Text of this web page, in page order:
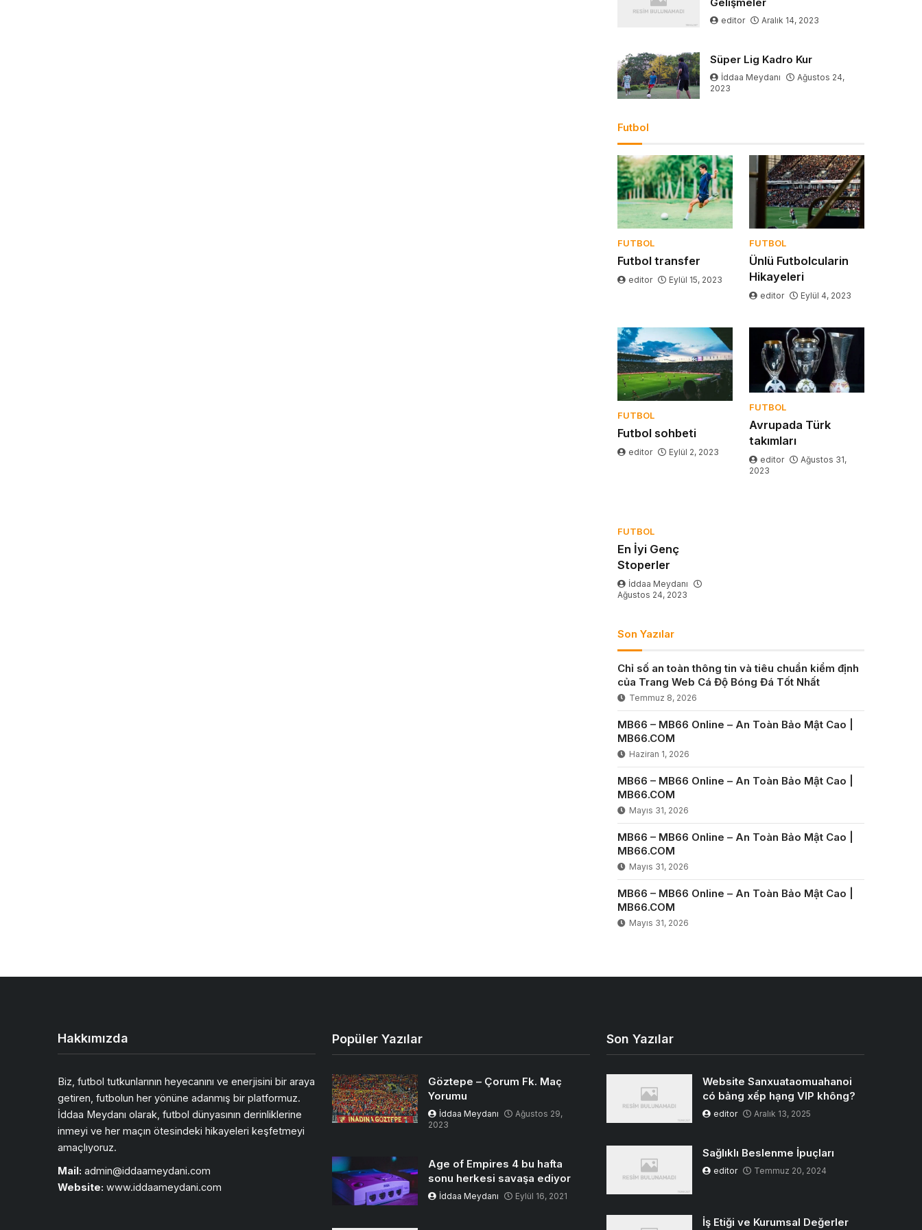
editor Aralık 14, 2023
Süper Lig Kadro Kur
İddaa Meydanı
Ağustos 24,
2023
Futbol
FUTBOL
Futbol transfer
editor Eylül 15, 2023
FUTBOL
Ünlü Futbolcularin
Hikayeleri
editor Eylül 4, 2023
FUTBOL
Futbol sohbeti
editor Eylül 2, 2023
FUTBOL
Avrupada Türk
takımları
editor
Ağustos 31,
2023
FUTBOL
En İyi Genç
Stoperler
İddaa Meydanı
Ağustos 24, 2023
Son Yazılar
Chỉ số an toàn thông tin và tiêu chuẩn kiểm định
của Trang Web Cá Độ Bóng Đá Tốt Nhất
Temmuz 8, 2026
MB66 – MB66 Online – An Toàn Bảo Mật Cao |
MB66.COM
Haziran 1, 2026
MB66 – MB66 Online – An Toàn Bảo Mật Cao |
MB66.COM
Mayıs 31, 2026
MB66 – MB66 Online – An Toàn Bảo Mật Cao |
MB66.COM
Mayıs 31, 2026
MB66 – MB66 Online – An Toàn Bảo Mật Cao |
MB66.COM
Mayıs 31, 2026
Hakkımızda
Biz, futbol tutkunlarının heyecanını ve enerjisini bir araya
getiren, futbolun her yönüne adanmış bir platformuz.
İddaa Meydanı olarak, futbol dünyasının derinliklerine
inmeyi ve her maçın ötesindeki hikayeleri keşfetmeyi
amaçlıyoruz.
Mail: admin@iddaameydani.com
Website: www.iddaameydani.com
Popüler Yazılar
Göztepe – Çorum Fk. Maç
Yorumu
İddaa Meydanı
Ağustos 29,
2023
Age of Empires 4 bu hafta
sonu herkesi savaşa ediyor
İddaa Meydanı Eylül 16, 2021
Son Yazılar
Website Sanxuataomuahanoi
có bảng xếp hạng VIP không?
editor Aralık 13, 2025
Sağlıklı Beslenme İpuçları
editor Temmuz 20, 2024
İş Etiği ve Kurumsal Değerler